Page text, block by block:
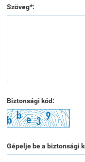
Szöveg*:
Biztonsági kód:
Gépelje be a biztonsági